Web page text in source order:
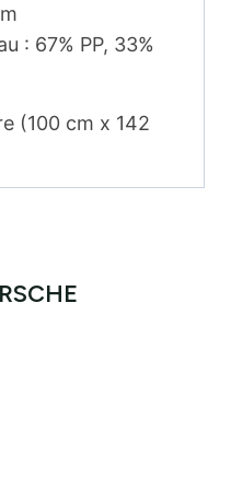
: 67% PP, 33%
(100 cm x 142